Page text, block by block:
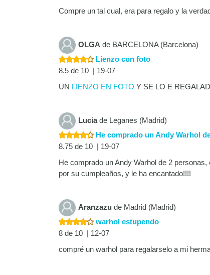
Compre un tal cual, era para regalo y la
OLGA de BARCELONA (Barcelona)
Lienzo con foto
8.5 de 10 | 19-07
UN LIENZO EN FOTO Y SE LO E
Luciade Leganes (Madrid)
He comprado un Andy Warhol
8.75 de 10 | 19-07
He comprado un Andy Warhol de 2 personas,
por su cumpleaños, y le ha encantado!!!!
Aranzazu de Madrid (Madrid)
warhol estupendo
8 de 10 | 12-07
compré un warhol para regalarselo a mi